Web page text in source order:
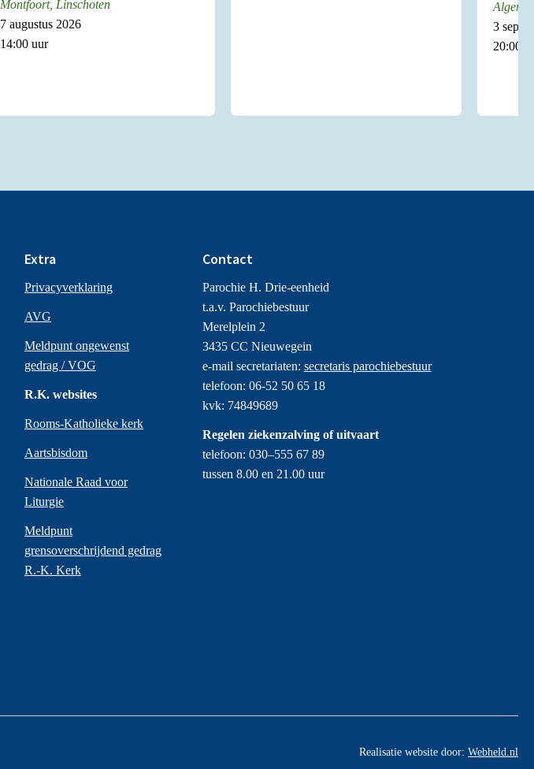
Montfoort, Linschoten
7 augustus 2026
14:00 uur
3
20:00
Extra
Privacyverklaring
AVG
Meldpunt ongewenst
gedrag / VOG
R.K. websites
Rooms-Katholieke kerk
Aartsbisdom
Nationale Raad voor
Liturgie
Meldpunt
grensoverschrijdend gedrag
R.-K. Kerk
Contact
Parochie H. Drie-eenheid
t.a.v. Parochiebestuur
Merelplein 2
3435 CC Nieuwegein
e-mail secretariaten: secretaris parochiebestuur
telefoon: 06-52 50 65 18
kvk: 74849689
Regelen ziekenzalving of uitvaart
telefoon: 030–555 67 89
tussen 8.00 en 21.00 uur
Realisatie website door: Webheld.nl